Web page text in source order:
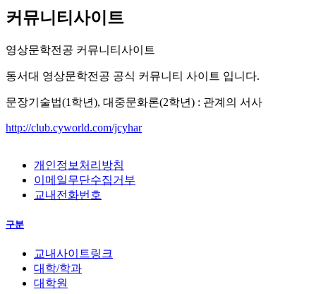
커뮤니티사이트
영상문학전공 커뮤니티사이트
동서대 영상문학전공 공식 커뮤니티 사이트 입니다.
문장기술법(1학년), 대중문화론(2학년) : 관계의 서사
http://club.cyworld.com/jcyhar
개인정보처리방침
이메일무단수집거부
교내전화번호
구분
교내사이트링크
대학/학과
대학원